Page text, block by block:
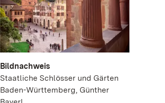
Bildnachweis
Staatliche Schlösser und Gärten
Baden-Württemberg, Günther